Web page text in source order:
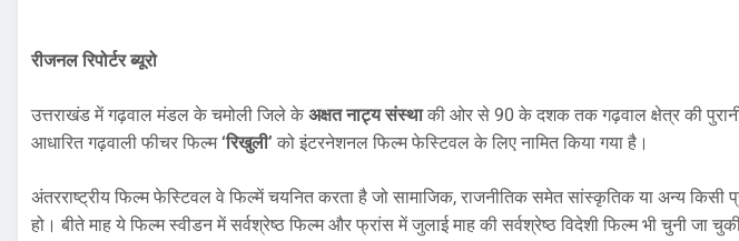
रीजनल रिपोर्टर ब्यूरो
उत्तराखंड में गढ़वाल मंडल के चमोली जिले के अक्षत नाट्य संस्थाकी ओर से 90 के दशक तक गढ़वाल क्षेत्र की
आधारित गढ़वाली फीचर फिल्म‘रिखुली’ को इंटरनेशनल फिल्म फेस्टिवल के लिए नामित किया गया है।
अंतरराष्ट्रीय फिल्म फेस्टिवल वे फिल्में चयनित करता है जो सामाजिक, राजनीतिक समेत सांस्कृतिक या अन्य किसी
हो। बीते माह ये फिल्म स्वीडन में सर्वश्रेष्ठ फिल्म और फ्रांस में जुलाई माह की सर्वश्रेष्ठ विदेशी फिल्म भी चुनी जा